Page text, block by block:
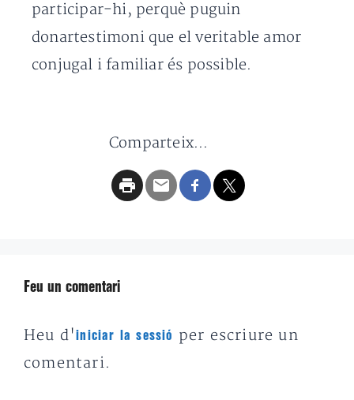
participar-hi, perquè puguin
donartestimoni que el veritable amor
conjugal i familiar és possible.
Comparteix...
Feu un comentari
Heu d'iniciar la sessió
per escriure un
comentari.